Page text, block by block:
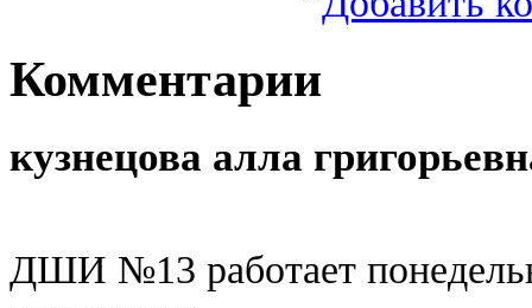
Комментарии
кузнецова алла
ДШИ №13 работает